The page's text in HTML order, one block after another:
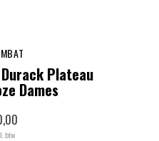
Plateau
Dames
btw